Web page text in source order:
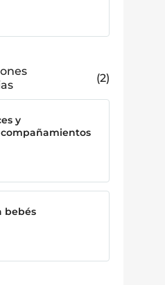
2
y
bebés